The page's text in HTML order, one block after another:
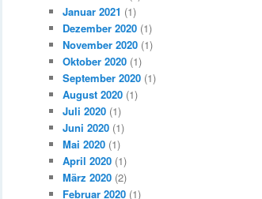
Januar 2021 (1)
Dezember 2020 (1)
November 2020 (1)
Oktober 2020 (1)
September 2020 (1)
August 2020 (1)
Juli 2020 (1)
Juni 2020 (1)
Mai 2020 (1)
April 2020 (1)
März 2020 (2)
Februar 2020 (1)